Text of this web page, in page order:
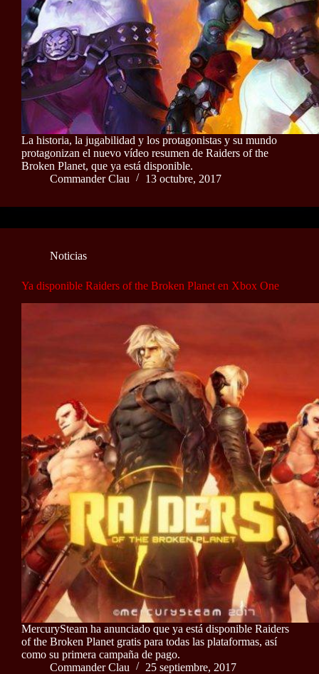
La historia, la jugabilidad y los protagonistas y su mundo
protagonizan el nuevo vídeo resumen de Raiders of the
Broken Planet, que ya está disponible.
Commander Clau
13 octubre, 2017
Noticias
Ya disponible Raiders of the Broken Planet en Xbox One
MercurySteam ha anunciado que ya está disponible Raiders
of the Broken Planet gratis para todas las plataformas, así
como su primera campaña de pago.
Commander Clau
25 septiembre, 2017